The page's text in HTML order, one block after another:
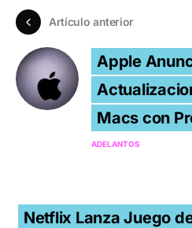
Artículo anterior
Apple
Macs con
ADELANTOS
Netflix Lanza Juego